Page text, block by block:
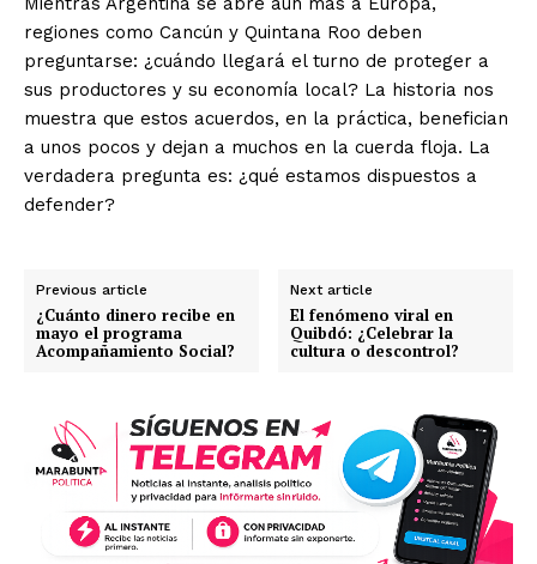
regiones como Cancún y Quintana Roo deben
preguntarse: ¿cuándo llegará el turno de proteger a
sus productores y su economía local? La historia nos
muestra que estos acuerdos, en la práctica, benefician
a unos pocos y dejan a muchos en la cuerda floja. La
verdadera pregunta es: ¿qué estamos dispuestos a
defender?
Previous article
¿Cuánto dinero recibe en
mayo el programa
Acompañamiento Social?
Next article
El fenómeno viral en
Quibdó: ¿Celebrar la
cultura o descontrol?